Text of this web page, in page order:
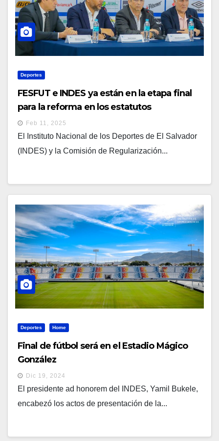
Deportes
FESFUT e INDES ya están en la etapa final
para la reforma en los estatutos
Feb 11, 2025
El Instituto Nacional de los Deportes de El Salvador
(INDES) y la Comisión de Regularización...
Deportes Home
Final de fútbol será en el Estadio Mágico
González
Dic 19, 2024
El presidente ad honorem del INDES, Yamil Bukele,
encabezó los actos de presentación de la...